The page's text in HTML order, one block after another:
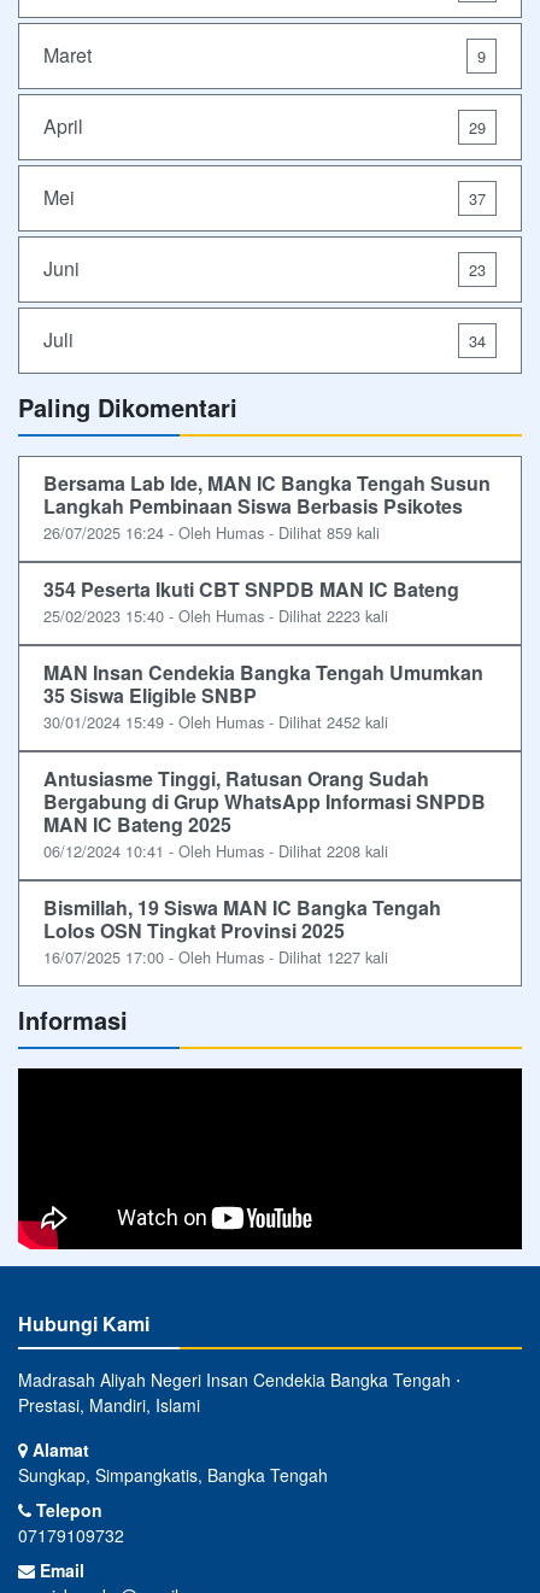
Maret 9
April 29
Mei 37
Juni 23
Juli 34
Paling Dikomentari
Bersama Lab Ide, MAN IC Bangka Tengah Susun
Langkah Pembinaan Siswa Berbasis Psikotes
26/07/2025 16:24 - Oleh Humas - Dilihat 859 kali
354 Peserta Ikuti CBT SNPDB MAN IC Bateng
25/02/2023 15:40 - Oleh Humas - Dilihat 2223 kali
MAN Insan Cendekia Bangka Tengah Umumkan
35 Siswa Eligible SNBP
30/01/2024 15:49 - Oleh Humas - Dilihat 2452 kali
Antusiasme Tinggi, Ratusan Orang Sudah
Bergabung di Grup WhatsApp Informasi SNPDB
MAN IC Bateng 2025
06/12/2024 10:41 - Oleh Humas - Dilihat 2208 kali
Bismillah, 19 Siswa MAN IC Bangka Tengah
Lolos OSN Tingkat Provinsi 2025
16/07/2025 17:00 - Oleh Humas - Dilihat 1227 kali
Informasi
Hubungi Kami
Madrasah Aliyah Negeri Insan Cendekia Bangka Tengah ⋅
Prestasi, Mandiri, Islami
Alamat
Sungkap, Simpangkatis, Bangka Tengah
Telepon
07179109732
Email